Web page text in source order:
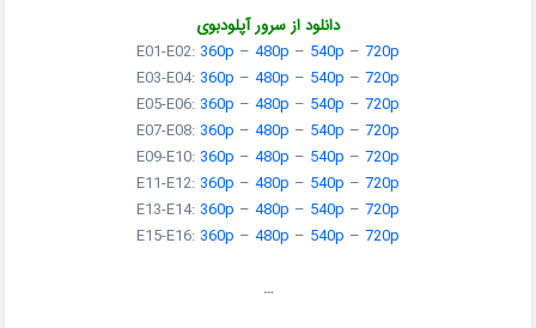
دانلود از سرور آپلودبوی
E01-E02: 360p – 480p – 540p – 720p
E03-E04: 360p – 480p – 540p – 720p
E05-E06: 360p – 480p – 540p – 720p
E07-E08: 360p – 480p – 540p – 720p
E09-E10: 360p – 480p – 540p – 720p
E11-E12: 360p – 480p – 540p – 720p
E13-E14: 360p – 480p – 540p – 720p
E15-E16: 360p – 480p – 540p – 720p
…